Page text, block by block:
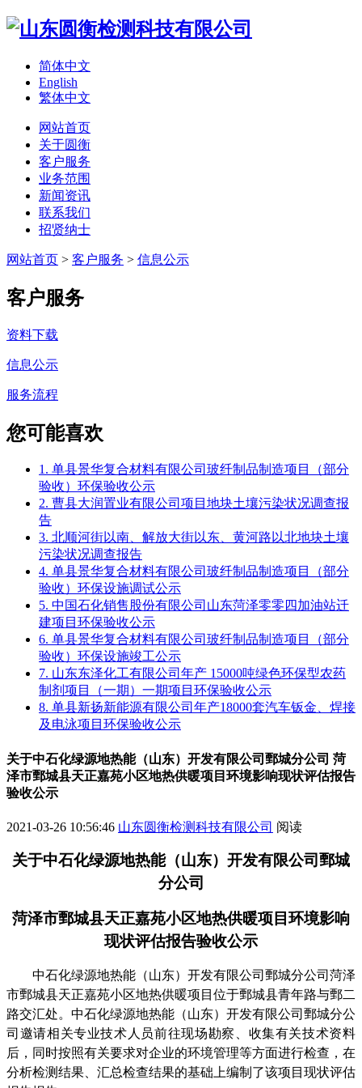
简体中文
English
繁体中文
网站首页
关于圆衡
客户服务
业务范围
新闻资讯
联系我们
招贤纳士
网站首页 > 客户服务 > 信息公示
客户服务
资料下载
信息公示
服务流程
您可能喜欢
1. 单县景华复合材料有限公司玻纤制品制造项目（部分
验收）环保验收公示
2. 曹县大润置业有限公司项目地块土壤污染状况调查报
告
3. 北顺河街以南、解放大街以东、黄河路以北地块土壤
污染状况调查报告
4. 单县景华复合材料有限公司玻纤制品制造项目（部分
验收）环保设施调试公示
5. 中国石化销售股份有限公司山东菏泽零零四加油站迁
建项目环保验收公示
6. 单县景华复合材料有限公司玻纤制品制造项目（部分
验收）环保设施竣工公示
7. 山东东泽化工有限公司年产 15000吨绿色环保型农药
制剂项目（一期）一期项目环保验收公示
8. 单县新扬新能源有限公司年产18000套汽车钣金、焊接
及电泳项目环保验收公示
关于中石化绿源地热能（山东）开发有限公司鄄城分公司 菏
泽市鄄城县天正嘉苑小区地热供暖项目环境影响现状评估报告
验收公示
2021-03-26 10:56:46 山东圆衡检测科技有限公司 阅读
关于中石化绿源地热能（山东）开发有限公司鄄城
分公司
菏泽市鄄城县天正嘉苑小区地热供暖项目环境影响
现状评估报告验收公示
中石化绿源地热能（山东）开发有限公司鄄城分公司菏泽
市鄄城县天正嘉苑小区地热供暖项目 位于鄄城县青年路与鄄二
路交汇处。 中石化绿源地热能（山东）开发有限公司鄄城分公
司 邀请相关专业技术人员前往现场勘察、收集有关技术资料
后，同时按照有关要求对企业的环境管理等方面进行检查，在
分析检测结果、汇总检查结果的基础上编制了该项目 现状评估